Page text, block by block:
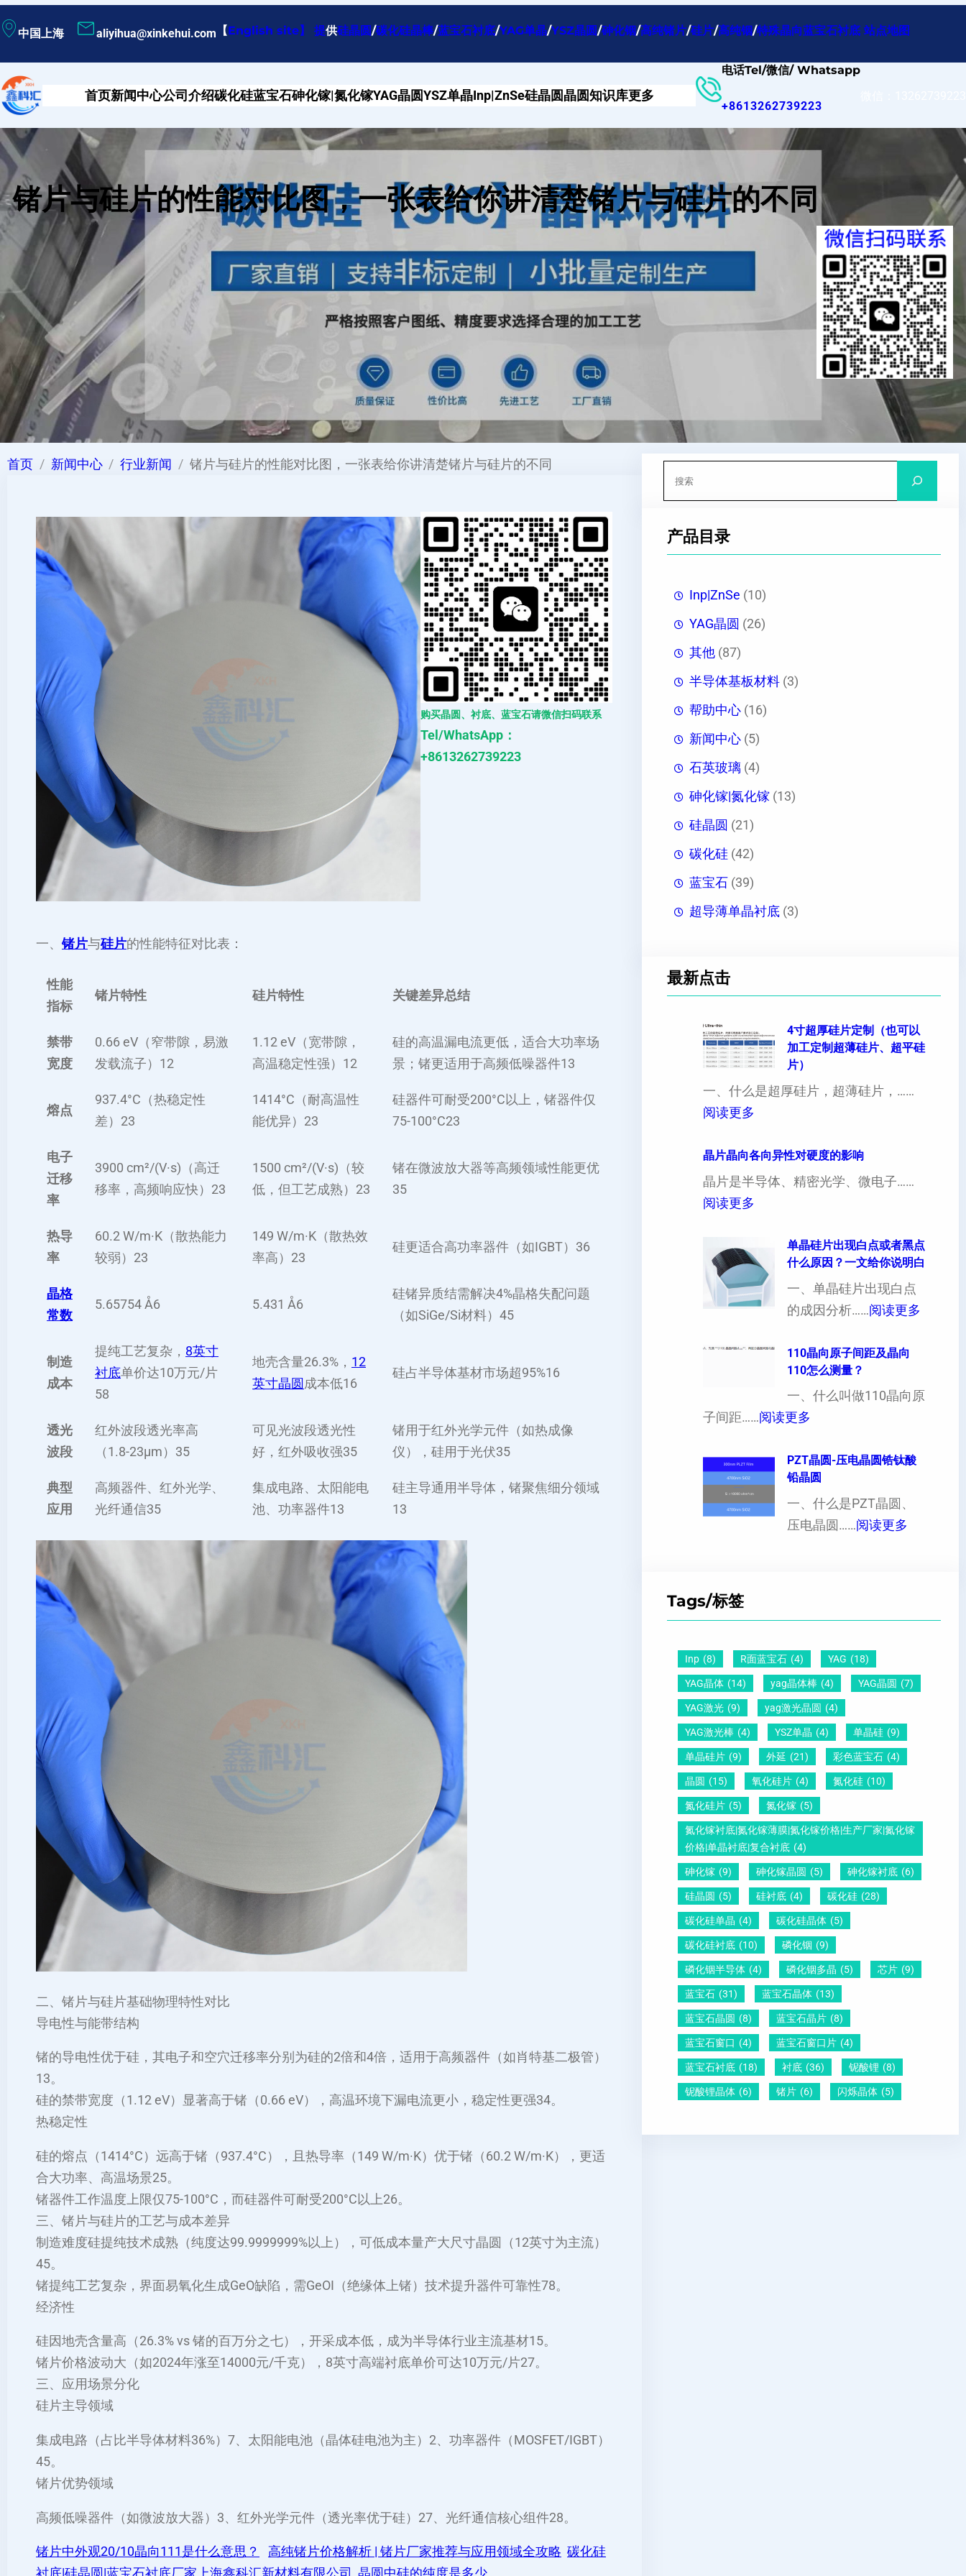
至
容
中国上海 aliyihua@xinkehui.com 【English site】 提供硅晶圆/碳化硅晶棒/蓝宝石衬底/YAG单晶/YSZ晶圆/砷化铟/高纯锗片/硅片/高纯铟/特殊晶向蓝宝石衬底 站点地图
首页新闻中心公司介绍碳化硅蓝宝石砷化镓|氮化镓YAG晶圆YSZ单晶Inp|ZnSe硅晶圆晶圆知识库更多
电话Tel/微信/ Whatsapp
+8613262739223
锗片与硅片的性能对比图，一张表给你讲清楚锗片与硅片的不同
首页 新闻中心 行业新闻 锗片与硅片的性能对比图，一张表给你讲清楚锗片与硅片的不同
购买晶圆、衬底、蓝宝石请微信扫码联系
Tel/WhatsApp：
+8613262739223
一、锗片与硅片的性能特征对比表：
性能
指标
锗片特性 硅片特性 关键差异总结
禁带
宽度
0.66 eV（窄带隙，易激
发载流子）‌ 1 2
1.12 eV（宽带隙，
高温稳定性强）‌ 1 2
硅的高温漏电流更低，适合大功率场
景；锗更适用于高频低噪器件‌1 3
熔点
937.4°C（热稳定性
差）‌ 23
1414°C（耐高温性
能优异）‌ 23
硅器件可耐受200°C以上，锗器件仅
75-100°C‌23
电子
迁移
率
3900 cm²/(V·s)（高迁
移率，高频响应快）‌ 23
1500 cm²/(V·s)（较
低，但工艺成熟）‌ 23
锗在微波放大器等高频领域性能更优‌
35
热导
率
60.2 W/m·K（散热能力
较弱）‌ 23
149 W/m·K（散热效
率高）‌ 23
硅更适合高功率器件（如IGBT）‌ 36
晶格
常数
5.65754 Å‌6 5.431 Å‌6
硅锗异质结需解决4%晶格失配问题
（如SiGe/Si材料）‌ 45
制造
成本
提纯工艺复杂， 8英寸
衬底单价达10万元/片‌
58
地壳含量26.3%， 12
英寸晶圆 成本低‌1 6
硅占半导体基材市场超95%‌1 6
透光
波段
红外波段透光率高
（1.8-23μm）‌ 35
可见光波段透光性
好，红外吸收强‌35
锗用于红外光学元件（如热成像
仪），硅用于光伏‌35
典型
应用
高频器件、红外光学、
光纤通信‌35
集成电路、太阳能电
池、功率器件‌1 3
硅主导通用半导体，锗聚焦细分领域‌
1 3
二、锗片与硅片基础物理特性对比
‌导电性与能带结构‌
锗的导电性优于硅，其电子和空穴迁移率分别为硅的2倍和4倍，适用于高频器件（如肖特基二极管）‌
13。
硅的禁带宽度（1.12 eV）显著高于锗（0.66 eV），高温环境下漏电流更小，稳定性更强‌34。
‌热稳定性‌
硅的熔点（1414°C）远高于锗（937.4°C），且热导率（149 W/m·K）优于锗（60.2 W/m·K），更适
合大功率、高温场景‌25。
锗器件工作温度上限仅75-100°C，而硅器件可耐受200°C以上‌26。
三、锗片与硅片的工艺与成本差异
‌制造难度‌硅提纯技术成熟（纯度达99.9999999%以上），可低成本量产大尺寸晶圆（12英寸为主流）‌
45。
锗提纯工艺复杂，界面易氧化生成GeO缺陷，需GeOI（绝缘体上锗）技术提升器件可靠性‌78。
‌经济性‌
硅因地壳含量高（26.3% vs 锗的百万分之七），开采成本低，成为半导体行业主流基材‌15。
锗片价格波动大（如2024年涨至14000元/千克），8英寸高端衬底单价可达10万元/片‌27。
三、应用场景分化
‌硅片主导领域‌
集成电路（占比半导体材料36%）‌7、太阳能电池（晶体硅电池为主）‌2、功率器件（MOSFET/IGBT）‌
45。
‌锗片优势领域‌
高频低噪器件（如微波放大器）‌3、红外光学元件（透光率优于硅）‌27、光纤通信核心组件‌28。
锗片中外观20/10晶向111是什么意思？ 高纯锗片价格解析 | 锗片厂家推荐与应用领域全攻略 碳化硅
产品目录
Inp|ZnSe (10)
YAG晶圆 (26)
其他(87)
半导体基板材料(3)
帮助中心(16)
新闻中心(5)
石英玻璃(4)
砷化镓|氮化镓(13)
硅晶圆 (21)
碳化硅(42)
蓝宝石(39)
超导薄单晶衬底(3)
最新点击
4寸超厚硅片定制（也可以
加工定制超薄硅片、超平硅
片）
一、什么是超厚硅片，超薄硅片，……
阅读更多
寸
超
定
制
（
可
工
制
薄
片
）
晶片晶向各向异性对硬度的影响
晶片是半导体、精密光学、微电子……
阅读更多
晶
向
各
异
硬
的
影
响
单晶硅片出现白点或者黑点
什么原因？一文给你说明白
一、单晶硅片出现白点
的成因分析……阅读更多
片
？
110晶向原子间距及晶向
110怎么测量？
一、什么叫做110晶向原
子间距……阅读更多
1
0
晶
向
晶
向
1
1
0
怎
测
量
PZT晶圆-压电晶圆锆钛酸
铅晶圆
一、什么是PZT晶圆、
压电晶圆……阅读更多
压
电
铅
圆
Tags/标签
Inp (8) R面蓝宝石 (4) YAG (18)
YAG晶体 (14) yag晶体棒 (4) YAG晶圆 (7)
YAG激光 (9) yag激光晶圆 (4)
YAG激光棒 (4) YSZ单晶 (4) 单晶硅 (9)
单晶硅片 (9) 外延 (21) 彩色蓝宝石 (4)
晶圆 (15) 氧化硅片 (4) 氮化硅 (10)
氮化硅片 (5) 氮化镓 (5)
氮化镓衬底|氮化镓薄膜|氮化镓价格|生产厂家|氮化镓
价格|单晶衬底|复合衬底 (4)
砷化镓 (9) 砷化镓晶圆 (5) 砷化镓衬底 (6)
硅晶圆 (5) 硅衬底 (4) 碳化硅 (28)
碳化硅单晶 (4) 碳化硅晶体 (5)
碳化硅衬底 (10) 磷化铟 (9)
磷化铟半导体 (4) 磷化铟多晶 (5) 芯片 (9)
蓝宝石 (31) 蓝宝石晶体 (13)
蓝宝石晶圆 (8) 蓝宝石晶片 (8)
蓝宝石窗口 (4) 蓝宝石窗口片 (4)
蓝宝石衬底 (18) 衬底 (36) 铌酸锂 (8)
铌酸锂晶体 (6) 锗片 (6) 闪烁晶体 (5)